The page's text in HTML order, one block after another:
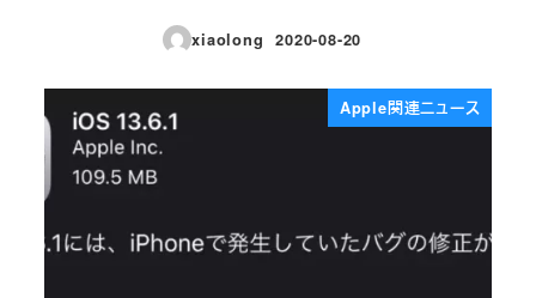
xiaolong
投稿日
2020-08-20
Apple関連ニュース